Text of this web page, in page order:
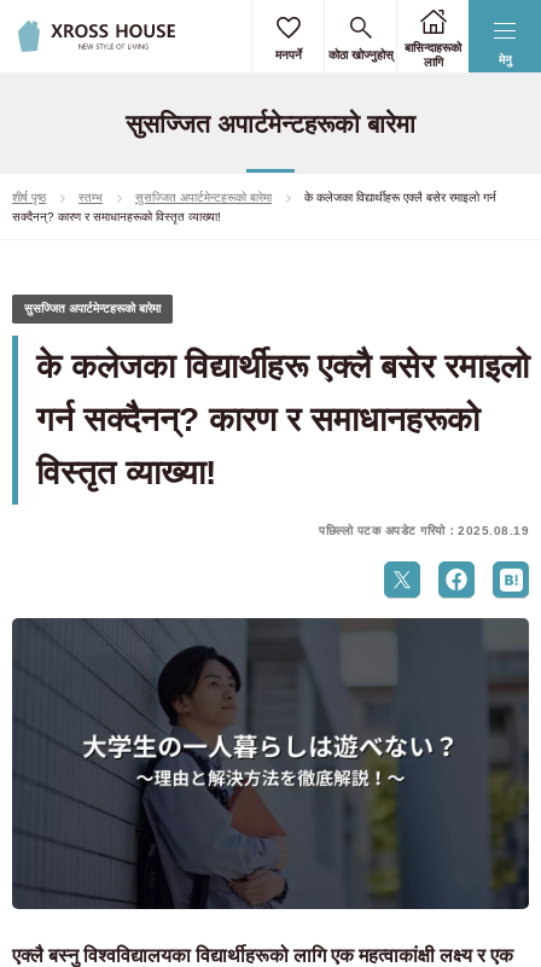
मेनु
मनपर्ने कोठा खोज्नुहोस्
बासिन्दाहरूको
लागि
सुसज्जित अपार्टमेन्टहरूको बारेमा
शीर्ष पृष्ठ स्तम्भ सुसज्जित अपार्टमेन्टहरूको बारेमा
के कलेजका विद्यार्थीहरू एक्लै बसेर रमाइलो गर्न
सक्दैनन्? कारण र समाधानहरूको विस्तृत व्याख्या!
सुसज्जित अपार्टमेन्टहरूको बारेमा
के कलेजका विद्यार्थीहरू एक्लै बसेर रमाइलो
गर्न सक्दैनन्? कारण र समाधानहरूको
विस्तृत व्याख्या!
पछिल्लो पटक अपडेट गरियो：2025.08.19
एक्लै बस्नु विश्वविद्यालयका विद्यार्थीहरूको लागि एक महत्वाकांक्षी लक्ष्य र एक